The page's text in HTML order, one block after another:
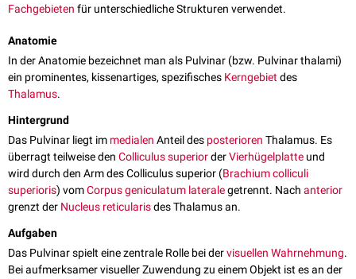
Fachgebieten für unterschiedliche Strukturen verwendet.
Anatomie
In der Anatomie bezeichnet man als Pulvinar (bzw. Pulvinar thalami)
ein prominentes, kissenartiges, spezifisches Kerngebietdes
Thalamus.
Hintergrund
Das Pulvinar liegt im medialen Anteil des posterioren Thalamus. Es
überragt teilweise den Colliculus superiorderVierhügelplatte und
wird durch den Arm des Colliculus superior (Brachium colliculi
superioris) vomCorpus geniculatum lateralegetrennt. Nach anterior
grenzt der Nucleus reticularisdes Thalamus an.
Aufgaben
Das Pulvinar spielt eine zentrale Rolle bei dervisuellen Wahrnehmung.
Bei aufmerksamer visueller Zuwendung zu einem Objekt ist es an der